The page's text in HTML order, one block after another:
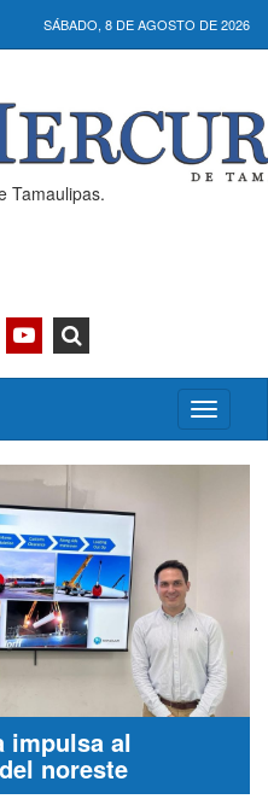
SÁBADO, 8 DE AGOSTO DE 2026
Tamaulipas.
Activar/
menú
impulsa al
noreste